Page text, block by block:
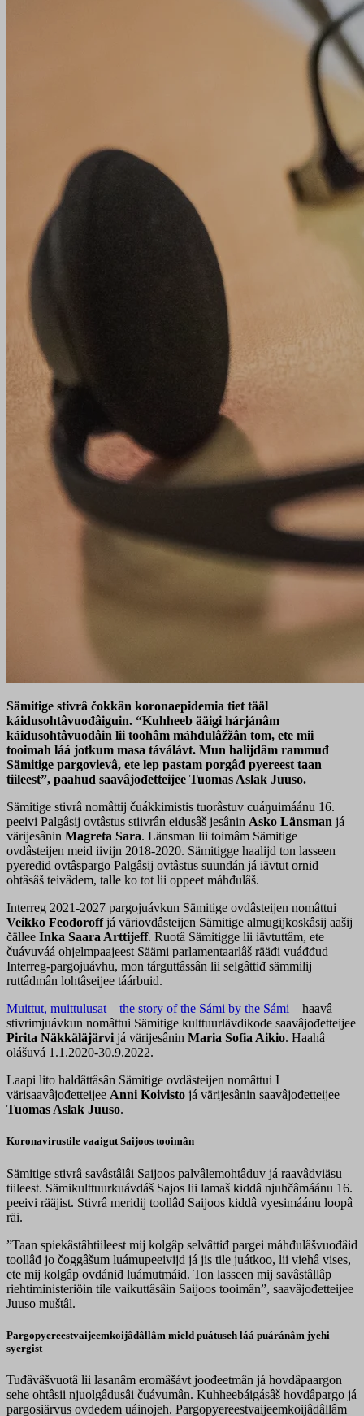
Sämitige stivrâ čokkân koronaepidemia tiet tääl
káidusohtâvuođâiguin. “Kuhheeb ääigi hárjánâm
káidusohtâvuođâin lii toohâm máhđulâžžân tom, ete mii
tooimah láá jotkum masa táválávt. Mun halijdâm rammuđ
Sämitige pargovievâ, ete lep pastam porgâđ pyereest taan
tiileest”, paahud saavâjođetteijee Tuomas Aslak Juuso.
Sämitige stivrâ nomâttij čuákkimistis tuorâstuv cuáŋuimáánu 16.
peeivi Palgâsij ovtâstus stiivrân eidusâš jesânin Asko Länsman já
värijesânin Magreta Sara. Länsman lii toimâm Sämitige
ovdâsteijen meid iivijn 2018-2020. Sämitigge haalijd ton lasseen
pyerediđ ovtâspargo Palgâsij ovtâstus suundán já iävtut orniđ
ohtâsâš teivâdem, talle ko tot lii oppeet máhđulâš.
Interreg 2021-2027 pargojuávkun Sämitige ovdâsteijen nomâttui
Veikko Feodoroffjá väriovdâsteijen Sämitige almugijkoskâsij aašij
čällee Inka Saara Arttijeff. Ruotâ Sämitigge lii iävtuttâm, ete
čuávuváá ohjelmpaajeest Säämi parlamentaarlâš rääđi vuáđđud
Interreg-pargojuávhu, mon tárguttâssân lii selgâttiđ sämmilij
ruttâdmân lohtâseijee táárbuid.
Muittut, muittulusat – the story of the Sámi by the Sámi – haavâ
stivrimjuávkun nomâttui Sämitige kulttuurlävdikode saavâjođetteijee
Pirita Näkkäläjärvi já värijesânin Maria Sofia Aikio. Haahâ
olášuvá 1.1.2020-30.9.2022.
Laapi lito haldâttâsân Sämitige ovdâsteijen nomâttui I
värisaavâjođetteijee Anni Koivisto já värijesânin saavâjođetteijee
Tuomas Aslak Juuso.
Koronavirustile vaaigut Saijoos tooimân
Sämitige stivrâ savâstâlâi Saijoos palvâlemohtâduv já raavâdviäsu
tiileest. Sämikulttuurkuávdáš Sajos lii lamaš kiddâ njuhčâmáánu 16.
peeivi rääjist. Stivrâ meridij toollâđ Saijoos kiddâ vyesimáánu loopâ
räi.
”Taan spiekâstâhtiileest mij kolgâp selvâttiđ pargei máhđulâšvuođâid
toollâđ jo čoggâšum luámupeeivijd já jis tile juátkoo, lii viehâ vises,
ete mij kolgâp ovdániđ luámutmáid. Ton lasseen mij savâstâllâp
riehtiministeriöin tile vaikuttâsâin Saijoos tooimân”, saavâjođetteijee
Juuso muštâl.
Pargopyereestvaijeemkoijâdâllâm mield puátuseh láá puáránâm jyehi
syergist
Tuđâvâšvuotâ lii lasanâm eromâšávt joođeetmân já hovdâpaargon
sehe ohtâsii njuolgâdusâi čuávumân. Kuhheebáigásâš hovdâpargo já
pargosiärvus ovdedem uáinojeh. Pargopyereestvaijeemkoijâdâllâm